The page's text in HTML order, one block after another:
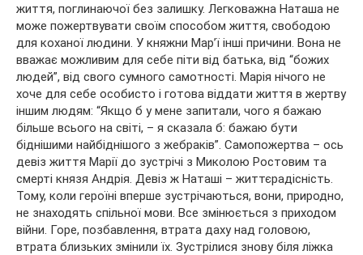
життя, поглинаючої без залишку. Легковажна Наташа не
може пожертвувати своїм способом життя, свободою
для коханої людини. У княжни Мар’ї інші причини. Вона не
вважає можливим для себе піти від батька, від “божих
людей”, від свого сумного самотності. Марія нічого не
хоче для себе особисто і готова віддати життя в жертву
іншим людям: “Якщо б у мене запитали, чого я бажаю
більше всього на світі, – я сказала б: бажаю бути
біднішими найбіднішого з жебраків”. Самопожертва – ось
девіз життя Марії до зустрічі з Миколою Ростовим та
смерті князя Андрія. Девіз ж Наташі – життєрадісність.
Тому, коли героїні вперше зустрічаються, вони, природно,
не знаходять спільної мови. Все змінюється з приходом
війни. Горе, позбавлення, втрата даху над головою,
втрата близьких змінили їх. Зустрілися знову біля ліжка